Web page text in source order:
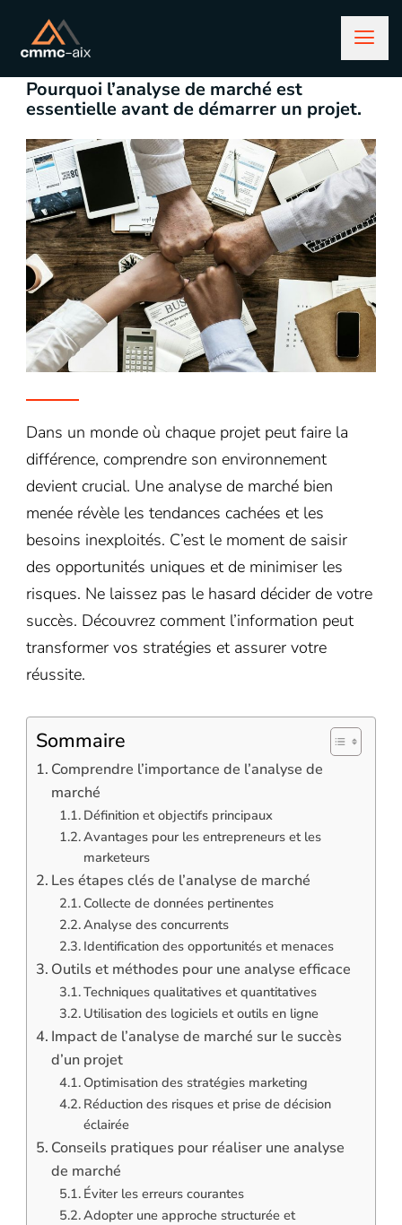
novembre 29, 2024
Pourquoi l’analyse de marché est
essentielle avant de démarrer un projet.
Dans un monde où chaque projet peut faire la
différence, comprendre son environnement
devient crucial. Une analyse de marché bien
menée révèle les tendances cachées et les
besoins inexploités. C’est le moment de saisir
des opportunités uniques et de minimiser les
risques. Ne laissez pas le hasard décider de votre
succès. Découvrez comment l’information peut
transformer vos stratégies et assurer votre
réussite.
Sommaire
Comprendre l’importance de l’analyse de
marché
Définition et objectifs principaux
Avantages pour les entrepreneurs et les
marketeurs
Les étapes clés de l’analyse de marché
Collecte de données pertinentes
Analyse des concurrents
Identification des opportunités et menaces
Outils et méthodes pour une analyse efficace
Techniques qualitatives et quantitatives
Utilisation des logiciels et outils en ligne
Impact de l’analyse de marché sur le succès
d’un projet
Optimisation des stratégies marketing
Réduction des risques et prise de décision
éclairée
Conseils pratiques pour réaliser une analyse
de marché
Éviter les erreurs courantes
Adopter une approche structurée et